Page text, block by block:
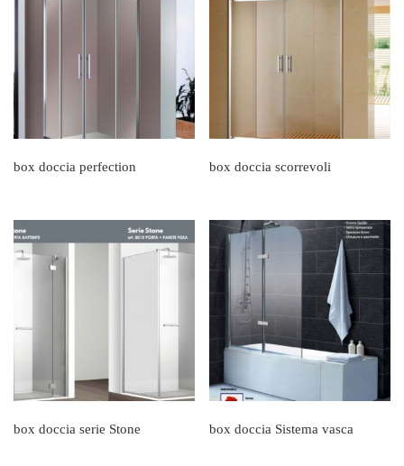
box doccia perfection box doccia scorrevoli
box doccia serie Stone box doccia Sistema vasca